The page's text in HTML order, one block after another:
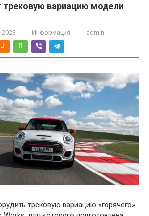
трековую вариацию модели
Информация admin
трековую вариацию «горячего»